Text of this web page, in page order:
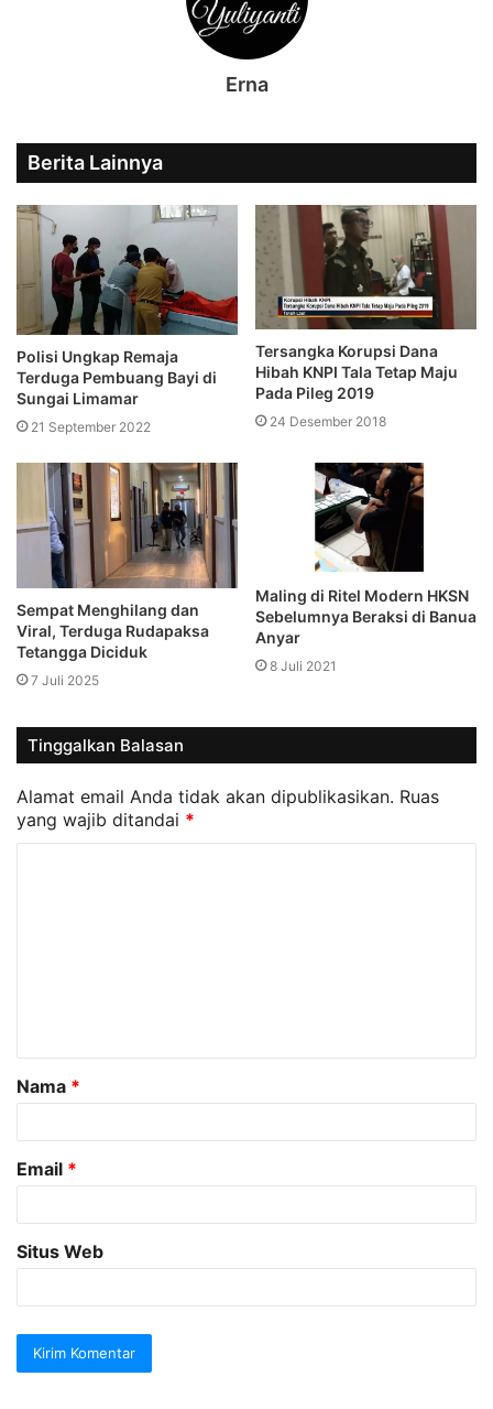
Erna
Berita Lainnya
Polisi Ungkap Remaja
Terduga Pembuang Bayi di
Sungai Limamar
21 September 2022
Tersangka Korupsi Dana
Hibah KNPI Tala Tetap Maju
Pada Pileg 2019
24 Desember 2018
Sempat Menghilang dan
Viral, Terduga Rudapaksa
Tetangga Diciduk
7 Juli 2025
Maling di Ritel Modern HKSN
Sebelumnya Beraksi di Banua
Anyar
8 Juli 2021
Tinggalkan Balasan
Alamat email Anda tidak akan dipublikasikan. Ruas
yang wajib ditandai *
a
r
Nama *
Email *
Situs Web